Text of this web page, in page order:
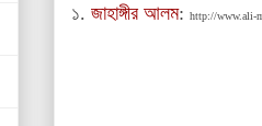
১. জাহাঙ্গীর আলম: http://www.ali-